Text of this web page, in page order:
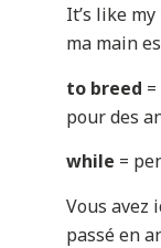
It’s like
ma main
to breed
pour des
while =
Vous avez
passé en